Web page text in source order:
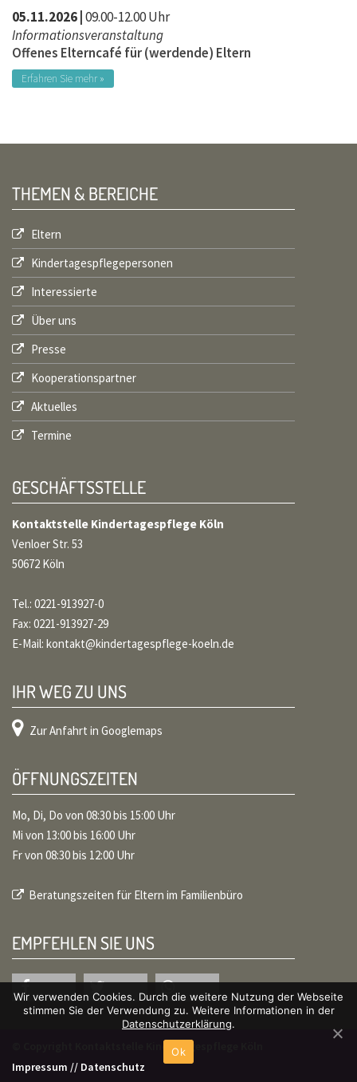
05.11.2026 | 09.00-12.00 Uhr
Informationsveranstaltung
Offenes Elterncafé für (werdende) Eltern
Erfahren Sie mehr »
THEMEN & BEREICHE
Eltern
Kindertagespflegepersonen
Interessierte
Über uns
Presse
Kooperationspartner
Aktuelles
Termine
GESCHÄFTSSTELLE
Kontaktstelle Kindertagespflege Köln
Venloer Str. 53
50672 Köln
Tel.: 0221-913927-0
Fax: 0221-913927-29
E-Mail: kontakt@kindertagespflege-koeln.de
IHR WEG ZU UNS
Zur Anfahrt in Googlemaps
ÖFFNUNGSZEITEN
Mo, Di, Do von 08:30 bis 15:00 Uhr
Mi von 13:00 bis 16:00 Uhr
Fr von 08:30 bis 12:00 Uhr
Beratungszeiten für Eltern im Familienbüro
EMPFEHLEN SIE UNS
share
© Copyright Kontaktstelle Kindertagespflege Köln
Impressum // Datenschutz
Wir verwenden Cookies. Durch die weitere Nutzung der Webseite
stimmen Sie der Verwendung zu. Weitere Informationen in der
Datenschutzerklärung.
Ok